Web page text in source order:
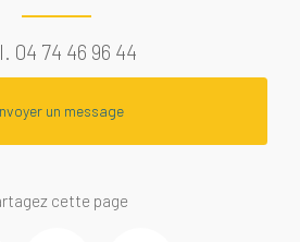
04 74 46 96 44
un message
cette page